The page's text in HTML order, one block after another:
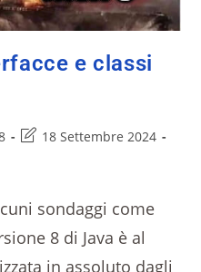
e classi
18 Settembre 2024
sondaggi come
8 di Java è al
in assoluto dagli